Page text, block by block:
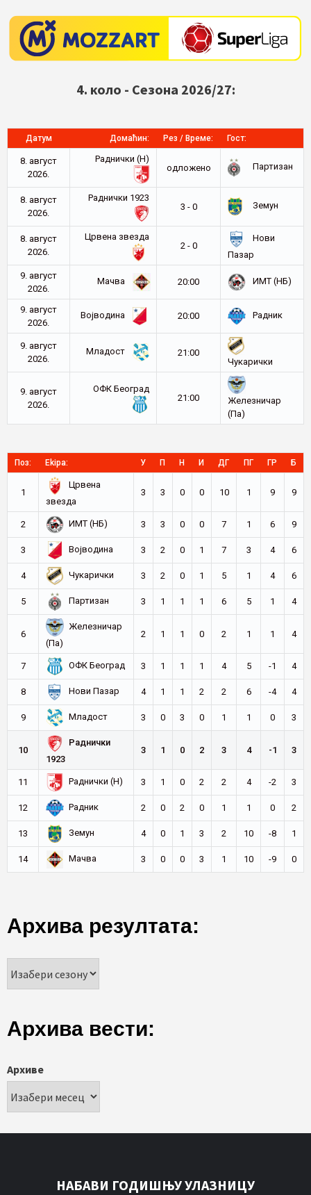
4. коло - Сезона 2026/27:
Датум Домаћин: Рез / Време: Гост:
8. август
2026.
Раднички (Н)
oдложено
Партизан
8. август
2026.
Раднички 1923
3 - 0
Земун
8. август
2026.
Црвена звезда
2 - 0
Нови
Пазар
9. август
2026.
Мачва 20:00 ИМТ (НБ)
9. август
2026.
Војводина 20:00 Радник
9. август
2026.
Младост
21:00
Чукарички
9. август
2026.
ОФК Београд
21:00
Железничар
(Па)
Поз: Ekipa: У П Н И ДГ ПГ ГР Б
1
Црвена
звезда
3 3 0 0 10 1 9 9
2 ИМТ (НБ) 3 3 0 0 7 1 6 9
3 Војводина 3 2 0 1 7 3 4 6
4 Чукарички 3 2 0 1 5 1 4 6
5 Партизан 3 1 1 1 6 5 1 4
6
Железничар
(Па)
2 1 1 0 2 1 1 4
7 ОФК Београд 3 1 1 1 4 5 -1 4
8 Нови Пазар 4 1 1 2 2 6 -4 4
9 Младост 3 0 3 0 1 1 0 3
10
Раднички
1923
3 1 0 2 3 4 -1 3
11 Раднички (Н) 3 1 0 2 2 4 -2 3
12 Радник 2 0 2 0 1 1 0 2
13 Земун 4 0 1 3 2 10 -8 1
14 Мачва 3 0 0 3 1 10 -9 0
Архива резултата:
Архива вести:
Архиве
НАБАВИ ГОДИШЊУ УЛАЗНИЦУ